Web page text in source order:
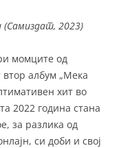
(Самиздат, 2023)
момците од
втор албум „Мека
хит во
2022 година стана
за разлика од
си доби и свој